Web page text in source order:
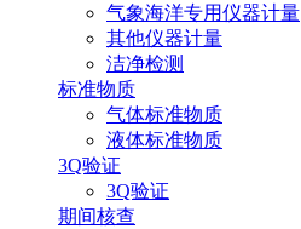
气象海洋专用仪器计量
其他仪器计量
洁净检测
标准物质
气体标准物质
液体标准物质
3Q验证
3Q验证
期间核查